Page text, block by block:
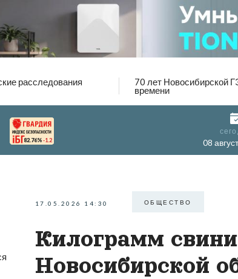
расследования 70 лет Новосибирской
времени
82.76% -1.2 08
17.05.2026 14:30 ОБЩЕСТВО
Килограмм
Новосибирской